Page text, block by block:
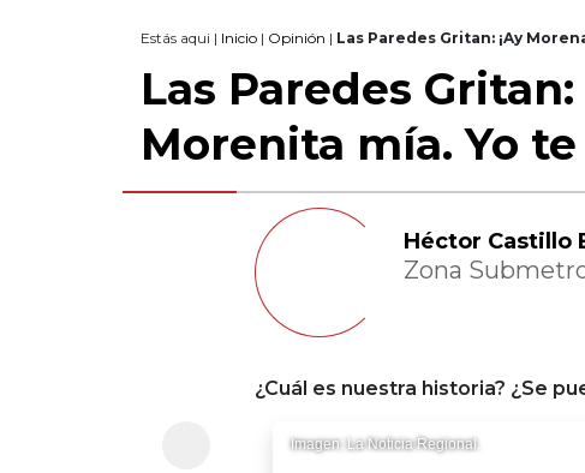
Estás aqui | Inicio | Opinión | Las Paredes Gritan: ¡Ay
Las Paredes
Morenita mía. Yo
Héctor Castillo
Zona
¿Cuál es nuestra historia? ¿Se
Imagen: La Noticia Regional.